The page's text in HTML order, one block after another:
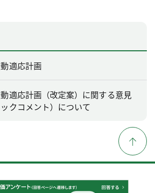
適応計画
適応計画（改定案）に関する意見
クコメント）について